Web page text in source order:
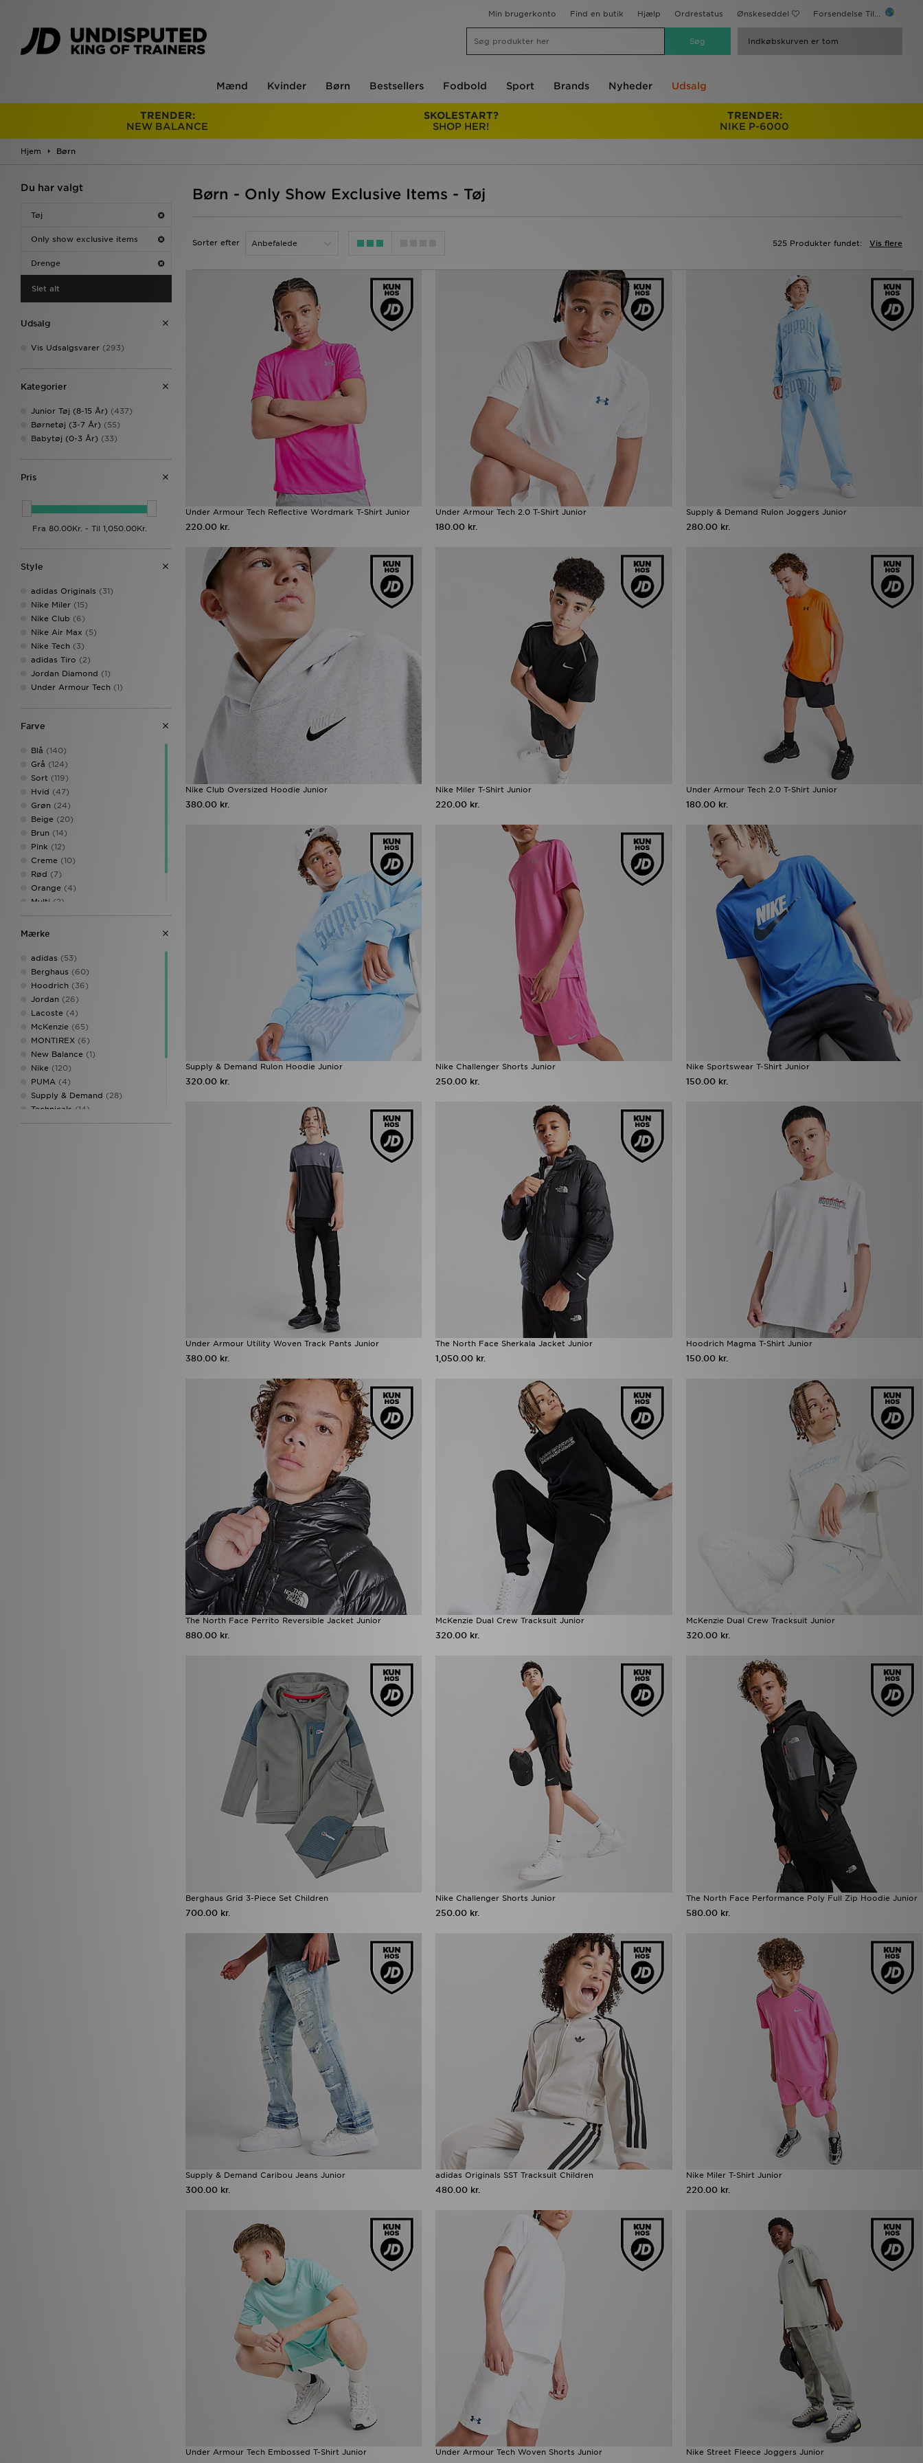
Min brugerkonto Find en butik Hjælp Ordrestatus Ønskeseddel Forsendelse Til...
Indkøbskurven er tom
Mænd Kvinder Børn Bestsellers Fodbold Sport Brands Nyheder Udsalg
TRENDER:
NEW BALANCE
SKOLESTART?
SHOP HER!
TRENDER:
NIKE P-6000
Hjem Børn
Du har valgt
Tøj
Only show exclusive items
Drenge
Slet alt
Udsalg
Vis Udsalgsvarer (293)
Kategorier
Junior Tøj (8-15 År) (437)
Børnetøj (3-7 År) (55)
Babytøj (0-3 År) (33)
Pris
Style
adidas Originals (31)
Nike Miler (15)
Nike Club (6)
Nike Air Max (5)
Nike Tech (3)
adidas Tiro (2)
Jordan Diamond (1)
Under Armour Tech (1)
Farve
Blå (140)
Grå (124)
Sort (119)
Hvid (47)
Grøn (24)
Beige (20)
Brun (14)
Pink (12)
Creme (10)
Rød (7)
Orange (4)
Multi (2)
53% Cotton(1)
Gul
Mærke
adidas (53)
Berghaus (60)
Hoodrich (36)
Jordan (26)
Lacoste (4)
McKenzie (65)
MONTIREX (6)
New Balance (1)
Nike (120)
PUMA (4)
Supply & Demand (28)
Technicals (14)
The North Face(31)
Børn - Only Show Exclusive Items - Tøj
Sorter efter Vis flere
525 Produkter fundet:
Under Armour Tech Reflective Wordmark T-Shirt Junior
220.00 kr.
Under Armour Tech 2.0 T-Shirt Junior
180.00 kr.
Supply & Demand Rulon Joggers Junior
280.00 kr.
Nike Club Oversized Hoodie Junior
380.00 kr.
Nike Miler T-Shirt Junior
220.00 kr.
Under Armour Tech 2.0 T-Shirt Junior
180.00 kr.
Supply & Demand Rulon Hoodie Junior
320.00 kr.
Nike Challenger Shorts Junior
250.00 kr.
Nike Sportswear T-Shirt Junior
150.00 kr.
Under Armour Utility Woven Track Pants Junior
380.00 kr.
The North Face Sherkala Jacket Junior
1,050.00 kr.
Hoodrich Magma T-Shirt Junior
150.00 kr.
The North Face Perrito Reversible Jacket Junior
880.00 kr.
McKenzie Dual Crew Tracksuit Junior
320.00 kr.
McKenzie Dual Crew Tracksuit Junior
320.00 kr.
Berghaus Grid 3-Piece Set Children
700.00 kr.
Nike Challenger Shorts Junior
250.00 kr.
The North Face Performance Poly Full Zip Hoodie Junior
580.00 kr.
Supply & Demand Caribou Jeans Junior
300.00 kr.
adidas Originals SST Tracksuit Children
480.00 kr.
Nike Miler T-Shirt Junior
220.00 kr.
Under Armour Tech Embossed T-Shirt Junior Under Armour Tech Woven Shorts Junior Nike Street Fleece Joggers Junior